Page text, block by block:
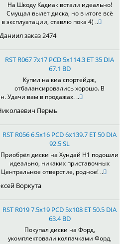
На Шкоду Кадиак встали идеально!
Смущал вылет диска, но в итоге всё
эксплуатации, ставлю пока 4) ..
заказ 2474
RST R067 7x17 PCD 5x114.3 ET 35 DIA
67.1 BD
Купил на киа спортейдж,
отбалансировались хорошо. В
Удачи вам в продажах. ..
Пермь
RST R056 6.5x16 PCD 6x139.7 ET 50 DIA
92.5 SL
Приобрёл диски на Хундай H1 подошли
идеально, никаких приставочных
отверстие, родное! ..
Воркута
RST R019 7.5x19 PCD 5x108 ET 50.5 DIA
63.4 BD
Покупал диски на Форд,
укомплектовали колпачками Форд,